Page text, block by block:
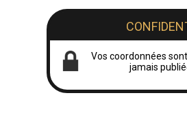
Vos coordonnées
jamais